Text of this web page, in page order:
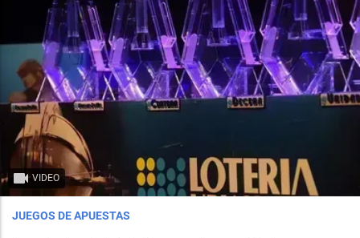
VIDEO
JUEGOS DE APUESTAS